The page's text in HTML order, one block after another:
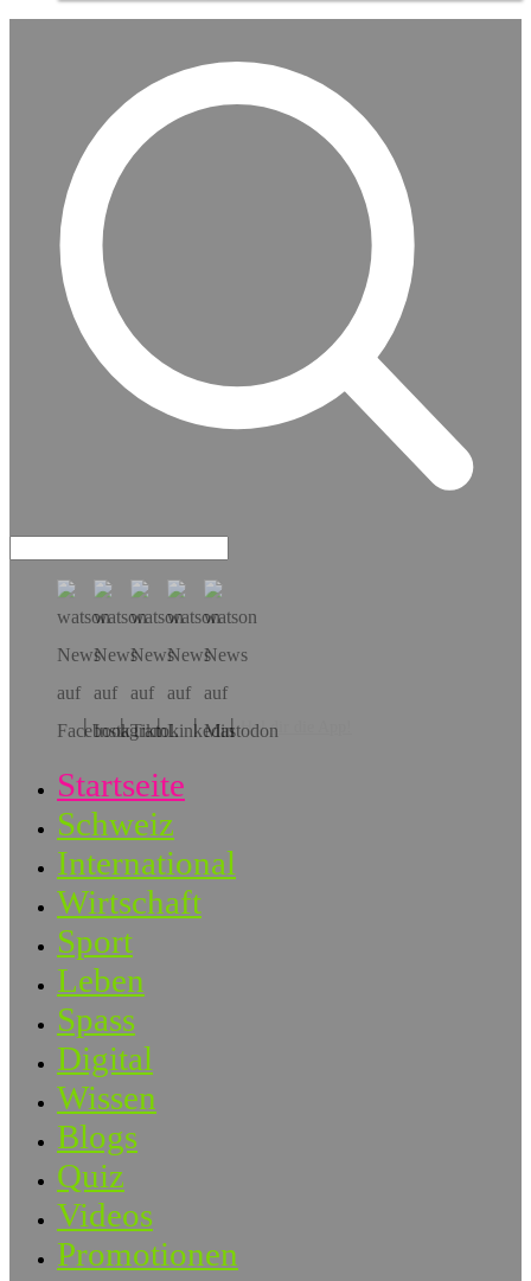
Hol dir die App!
Startseite
Schweiz
International
Wirtschaft
Sport
Leben
Spass
Digital
Wissen
Blogs
Quiz
Videos
Promotionen